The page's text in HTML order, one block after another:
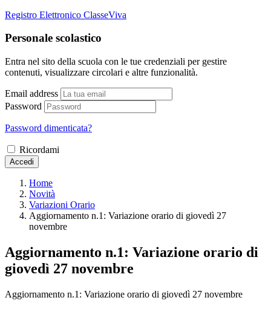
Registro Elettronico ClasseViva
Personale scolastico
Entra nel sito della scuola con le tue credenziali per gestire
contenuti, visualizzare circolari e altre funzionalità.
Email address
Password
Password dimenticata?
Ricordami
Accedi
Home
Novità
Variazioni Orario
Aggiornamento n.1: Variazione orario di giovedì 27
novembre
Aggiornamento n.1: Variazione orario di
giovedì 27 novembre
Aggiornamento n.1: Variazione orario di giovedì 27 novembre